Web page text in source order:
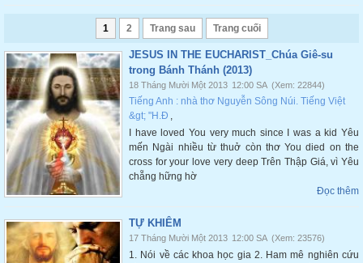
1 2 Trang sau Trang cuối
JESUS IN THE EUCHARIST_Chúa Giê-su
trong Bánh Thánh (2013)
18 Tháng Mười Một 2013 12:00 SA (Xem: 22844)
Tiếng Anh : nhà thơ Nguyễn Sông Núi. Tiếng Việt
&gt; "H.Đ ,
I have loved You very much since I was a kid Yêu
mến Ngài nhiều từ thuở còn thơ You died on the
cross for your love very deep Trên Thập Giá, vì Yêu
chẵng hững hờ
Đọc thêm
TỰ KHIÊM
17 Tháng Mười Một 2013 12:00 SA (Xem: 23576)
1. Nói về các khoa học gia 2. Ham mê nghiên cứu